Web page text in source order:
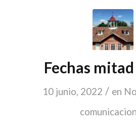
Fechas
10 junio, 2022 / en